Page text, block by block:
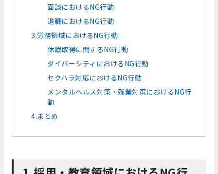
面談におけるNG行動
退職におけるNG行動
3.労務領域におけるNG行動
休暇取得に関するNG行動
ダイバーシティにおけるNG行動
セクハラ対応におけるNG行動
メンタルヘルス対策・残業対策におけるNG行
動
4.まとめ